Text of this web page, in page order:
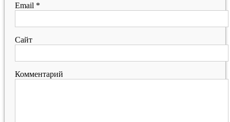
Email *
Сайт
Комментарий